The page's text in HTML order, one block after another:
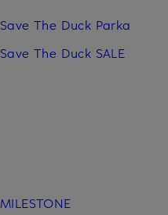
Save The Duck Parka
Save The Duck SALE
MILESTONE